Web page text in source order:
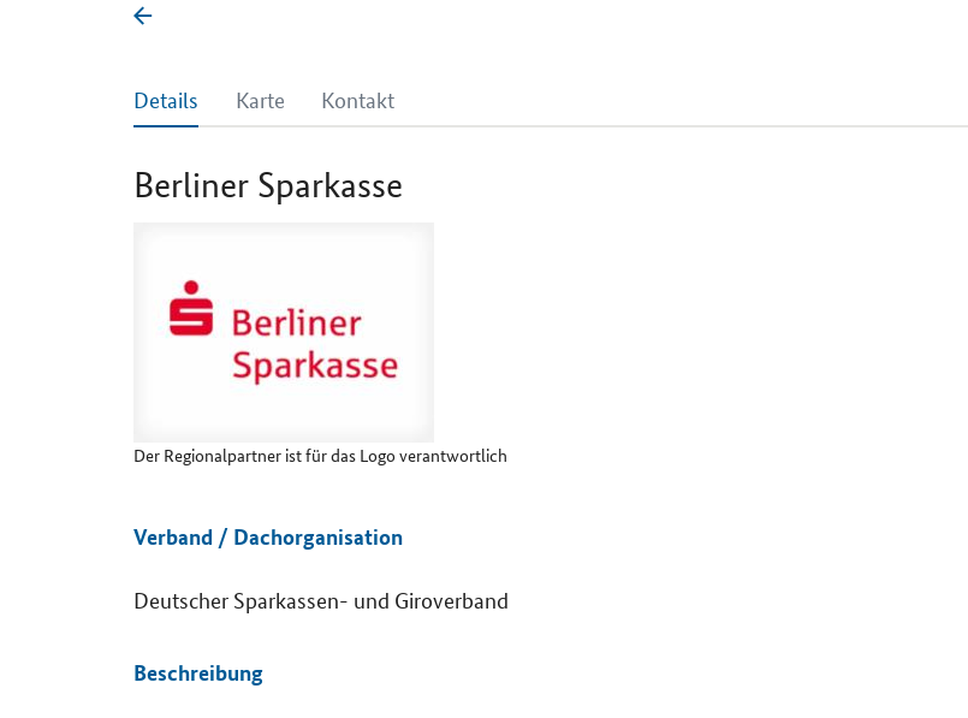
Details Karte Kontakt
Berliner Sparkasse
Details
Der Regionalpartner ist für das Logo verantwortlich
Verband / Dachorganisation
Deutscher Sparkassen- und Giroverband
Beschreibung